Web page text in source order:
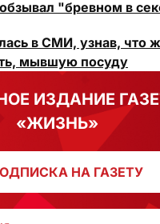
"бревном в
в СМИ, узнав, что
мывшую посуду
ИЗДАНИЕ
«ЖИЗНЬ»
НА ГАЗЕТУ